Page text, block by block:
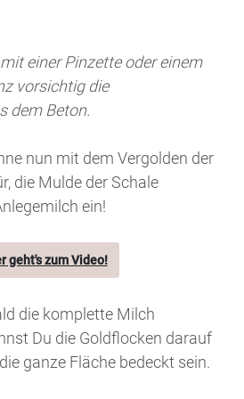
einer Pinzette oder einem
vorsichtig die
dem Beton.
nun mit dem Vergolden der
die Mulde der Schale
ein!
geht's zum Video!
die komplette Milch
Du die Goldflocken darauf
ganze Fläche bedeckt sein.